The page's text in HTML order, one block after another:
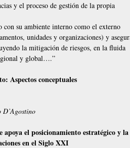
y el proceso de gestión de la propia
su ambiente interno como el externo
unidades y organizaciones) y
la mitigación de riesgos, en la fluida
y global….”
Aspectos conceptuales
el posicionamiento estratégico y la
en el Siglo XXI